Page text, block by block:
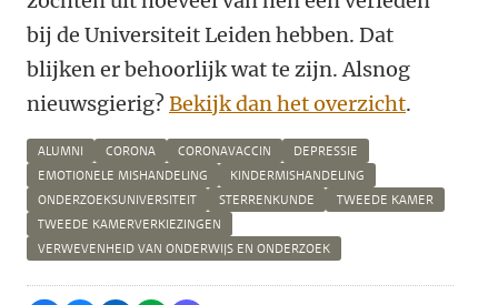
bij de Universiteit Leiden hebben. Dat
blijken er behoorlijk wat te zijn. Alsnog
nieuwsgierig? Bekijk dan het overzicht.
ALUMNI CORONA CORONAVACCIN
DEPRESSIE
EMOTIONELE MISHANDELING
KINDERMISHANDELING
ONDERZOEKSUNIVERSITEIT
STERRENKUNDE
TWEEDE KAMER
TWEEDE KAMERVERKIEZINGEN
VERWEVENHEID VAN ONDERWIJS EN ONDERZOEK